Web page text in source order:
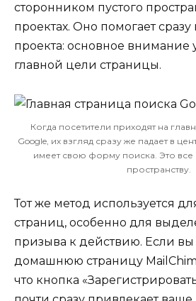
сторонником пустого
проектах. Оно помогает сразу
проекта: основное внимание
главной цели страницы.
Когда посетители приходят на
Google, их взгляд сразу же падает в
имеет свою форму поиска. Это все
пространству.
Тот же метод используется
страниц, особенно для
призыва к действию. Если вы
домашнюю страницу
что кнопка